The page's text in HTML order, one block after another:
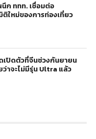
ก ททท. เชื่อมต่อ
ใหม่ของการท่องเที่ยว
เปิดตัวที่จีนช่วงกันยายน
าจะไม่มีรุ่น Ultra แล้ว